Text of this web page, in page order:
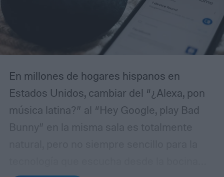
En millones de hogares hispanos en
Estados Unidos, cambiar del “¿Alexa, pon
música latina?” al “Hey Google, play Bad
Bunny” en la misma sala es totalmente